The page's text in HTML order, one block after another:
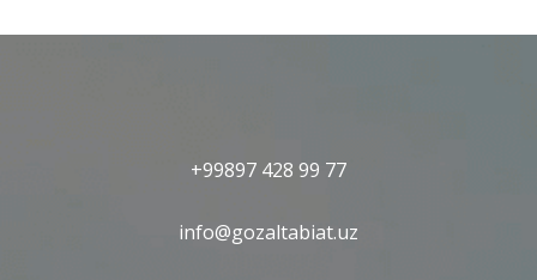
+99897 428 99 77
info@gozaltabiat.uz